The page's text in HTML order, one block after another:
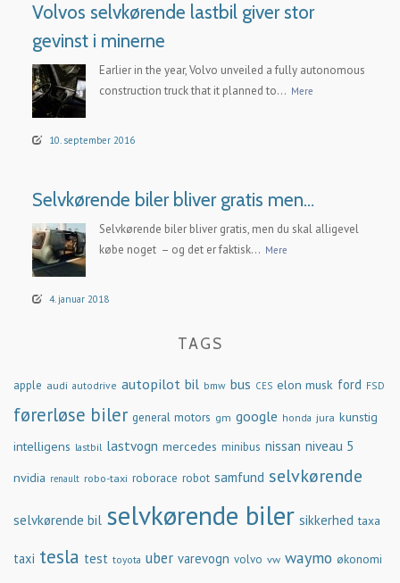
Volvos selvkørende lastbil giver stor
gevinst i minerne
Earlier in the year, Volvo unveiled a fully autonomous
construction truck that it planned to... Mere
10. september 2016
Selvkørende biler bliver gratis men…
Selvkørende biler bliver gratis, men du skal alligevel
købe noget – og det er faktisk... Mere
4. januar 2018
TAGS
apple audi autodrive autopilot bil bmw bus CES elon musk ford FSD
førerløse biler general motors gm google honda jura kunstig
intelligens lastbil lastvogn mercedes minibus nissan niveau 5
nvidia renault robo-taxi roborace robot samfund selvkørende
selvkørende bil selvkørende biler sikkerhed taxa
taxi tesla test toyota uber varevogn volvo vw waymo økonomi